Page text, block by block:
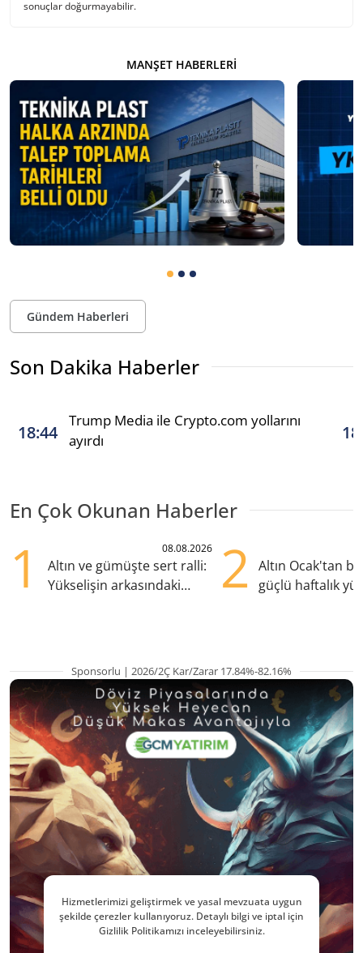
sonuçlar doğurmayabilir.
MANŞET HABERLERI
Gündem Haberleri
Son Dakika Haberler
18:44
Trump Media ile Crypto.com yollarını
ayırdı
En Çok Okunan Haberler
1 08.08.2026
Altın ve gümüşte sert ralli:
Yükselişin arkasındaki
2
Altın Ocak'tan
güçlü haftalık
Sponsorlu | 2026/2Ç Kar/Zarar 17.84%-82.16%
Hizmetlerimizi geliştirmek ve yasal mevzuata uygun
şekilde çerezler kullanıyoruz. Detaylı bilgi ve iptal için
Gizlilik Politikamızı inceleyebilirsiniz.